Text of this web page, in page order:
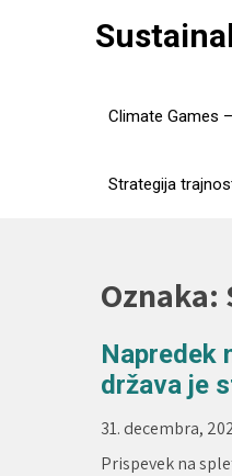
Climate Games
Strategija
Oznaka:
Napredek
država je
31. decembra,
Prispevek na